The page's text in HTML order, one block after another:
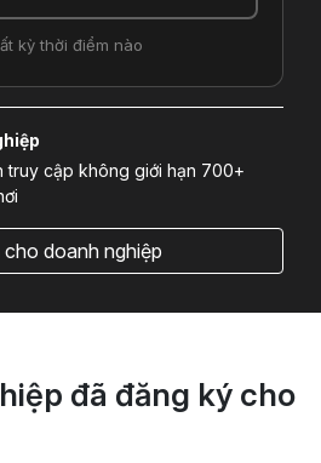
kỳ thời điểm nào
truy cập không giới hạn 700+
doanh nghiệp
đã đăng ký cho